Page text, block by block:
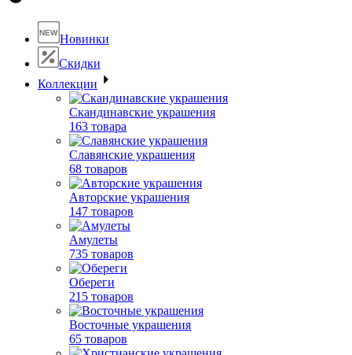
NEW Новинки
Скидки
Коллекции
Скандинавские украшения
163 товара
Славянские украшения
68 товаров
Авторские украшения
147 товаров
Амулеты
735 товаров
Обереги
215 товаров
Восточные украшения
65 товаров